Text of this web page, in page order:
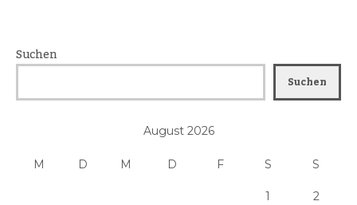
Suchen
Suchen
August 2026
M D M D F S S
1 2